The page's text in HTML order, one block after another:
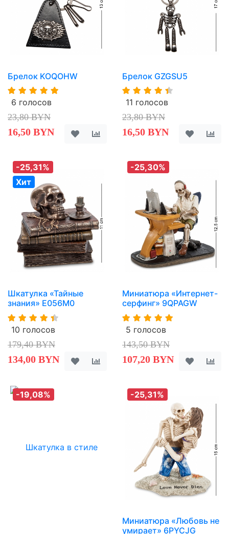
Брелок KOQOHW
6 голосов
23,80 BYN
16,50 BYN
Брелок GZGSU5
11 голосов
23,80 BYN
16,50 BYN
-25,31%
Хит
Шкатулка «Тайные
знания» E056M0
10 голосов
179,40 BYN
134,00 BYN
-25,30%
Миниатюра «Интернет-
серфинг» 9QPAGW
5 голосов
143,50 BYN
107,20 BYN
-19,08% -25,31%
Миниатюра «Любовь не
умирает» 6PYCJG